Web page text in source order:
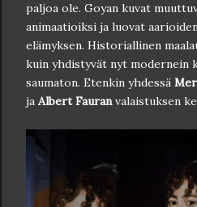
paljoa ole. Goyan kuvat
animaatioiksi ja luovat
elämyksen. Historiallinen
kuin yhdistyvät nyt modernein
saumaton. Etenkin yhdessä
ja Albert Fauranvalaistuksen